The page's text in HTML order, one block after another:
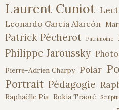
Laurent Cuniot
Leonardo García Alarcón
Patrick Pécherot Patrimoine
Philippe Jaroussky
Pierre-Adrien Charpy Polar
Portrait Pédagogie
Raphaëlle Pia Rokia Traoré